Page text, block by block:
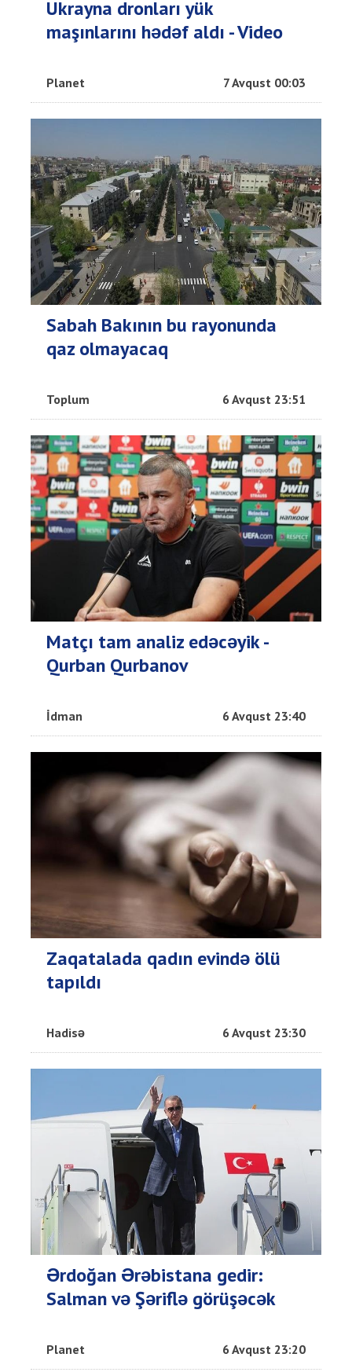
Ukrayna dronları yük
maşınlarını hədəf aldı - Video
Planet 7 Avqust 00:03
Sabah Bakının bu rayonunda
qaz olmayacaq
Toplum 6 Avqust 23:51
Matçı tam analiz edəcəyik -
Qurban Qurbanov
İdman 6 Avqust 23:40
Zaqatalada qadın evində ölü
tapıldı
Hadisə 6 Avqust 23:30
Ərdoğan Ərəbistana gedir:
Salman və Şəriflə görüşəcək
Planet 6 Avqust 23:20